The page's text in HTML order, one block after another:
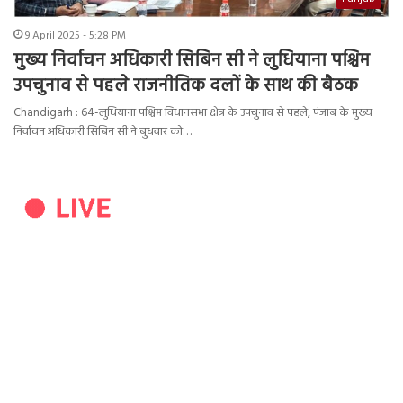
9 April 2025 - 5:28 PM
मुख्य निर्वाचन अधिकारी सिबिन सी ने लुधियाना पश्चिम
उपचुनाव से पहले राजनीतिक दलों के साथ की बैठक
Chandigarh : 64-लुधियाना पश्चिम विधानसभा क्षेत्र के उपचुनाव से पहले, पंजाब के मुख्य
निर्वाचन अधिकारी सिबिन सी ने बुधवार को…